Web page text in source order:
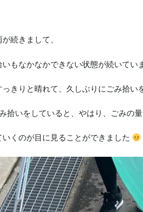
続きまして、
もなかなかできない状態が続いてい
きりと晴れて、久しぶりにごみ拾い
拾いをしていると、やはり、ごみの量
くのが目に見ることができました